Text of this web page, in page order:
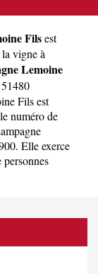
Filsest
vigne à
Lemoine
Fils est
numéro de
Elle exerce
personnes